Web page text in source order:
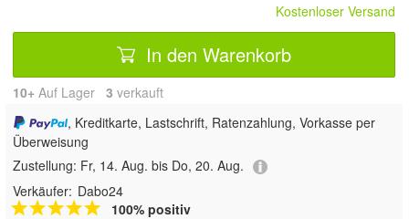
Kostenloser Versand
In den Warenkorb
10+ Auf Lager 3 verkauft
, Kreditkarte, Lastschrift, Ratenzahlung, Vorkasse per
Überweisung
Zustellung: Fr, 14. Aug. bis Do, 20. Aug.
Verkäufer: Dabo24
100% positiv